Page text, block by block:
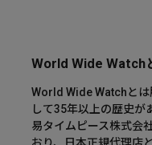
World Wide Watch
World Wide Watchとは
して35年以上の歴史が
易タイムピース株式会